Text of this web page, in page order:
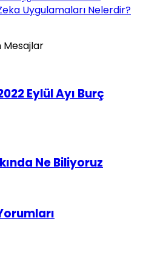
Uygulamaları Nelerdir?
Mesajlar
Eylül Ayı Burç
Ne Biliyoruz